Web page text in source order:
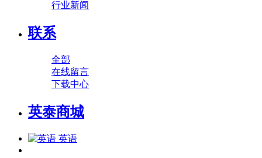
行业新闻
联系
全部
在线留言
下载中心
英泰商城
英语